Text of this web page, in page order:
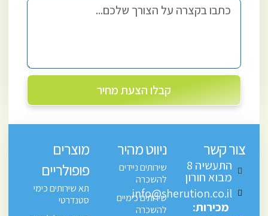
קבלו הצעת מחיר
צור קשר
התעשיה 8
מבוא חורון
info@sherution.co.il
מכירות:
ניווט מהיר
שירותים ניידים
להשכרה
שירותים כימיים
להשכרה
מוצרים
פופולריים
תא שירותים כימי
סטנדרטי